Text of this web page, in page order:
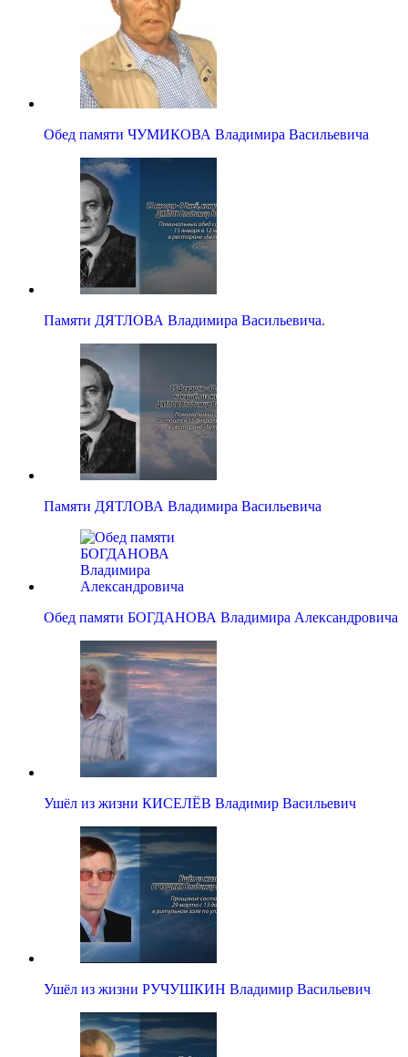
Обед памяти ЧУМИКОВА Владимира Васильевича
Памяти ДЯТЛОВА Владимира Васильевича.
Памяти ДЯТЛОВА Владимира Васильевича
Обед памяти БОГДАНОВА Владимира Александровича
Ушёл из жизни КИСЕЛЁВ Владимир Васильевич
Ушёл из жизни РУЧУШКИН Владимир Васильевич